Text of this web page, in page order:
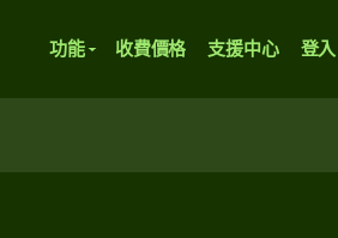
功能 收費價格 支援中心 登入